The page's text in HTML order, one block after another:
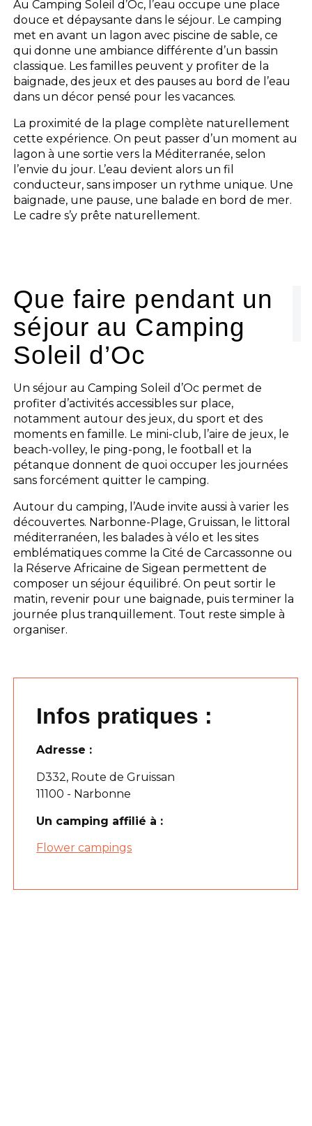
Au Camping Soleil d’Oc, l’eau occupe une place
douce et dépaysante dans le séjour. Le camping
met en avant un lagon avec piscine de sable, ce
qui donne une ambiance différente d’un bassin
classique. Les familles peuvent y profiter de la
baignade, des jeux et des pauses au bord de l’eau
dans un décor pensé pour les vacances.
La proximité de la plage complète naturellement
cette expérience. On peut passer d’un moment au
lagon à une sortie vers la Méditerranée, selon
l’envie du jour. L’eau devient alors un fil
conducteur, sans imposer un rythme unique. Une
baignade, une pause, une balade en bord de mer.
Le cadre s’y prête naturellement.
Que faire pendant un
séjour au Camping
Soleil d’Oc
Un séjour au Camping Soleil d’Oc permet de
profiter d’activités accessibles sur place,
notamment autour des jeux, du sport et des
moments en famille. Le mini-club, l’aire de jeux, le
beach-volley, le ping-pong, le football et la
pétanque donnent de quoi occuper les journées
sans forcément quitter le camping.
Autour du camping, l’Aude invite aussi à varier les
découvertes. Narbonne-Plage, Gruissan, le littoral
méditerranéen, les balades à vélo et les sites
emblématiques comme la Cité de Carcassonne ou
la Réserve Africaine de Sigean permettent de
composer un séjour équilibré. On peut sortir le
matin, revenir pour une baignade, puis terminer la
journée plus tranquillement. Tout reste simple à
organiser.
Infos pratiques :
Adresse :
D332, Route de Gruissan
11100 - Narbonne
Un camping affilié à :
Flower campings